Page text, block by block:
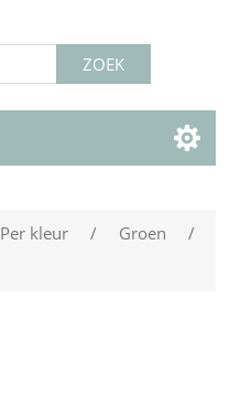
Per kleur / Groen
/